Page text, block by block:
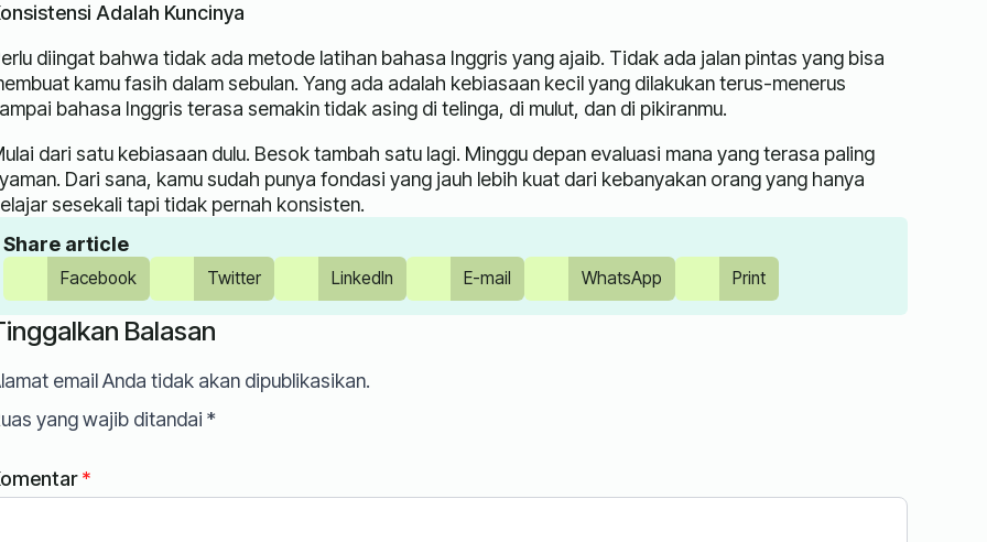
Adalah Kuncinya
diingat bahwa tidak ada metode latihan bahasa Inggris yang ajaib. Tidak ada jalan pintas yang bisa
kamu fasih dalam sebulan. Yang ada adalah kebiasaan kecil yang dilakukan terus-menerus
bahasa Inggris terasa semakin tidak asing di telinga, di mulut, dan di pikiranmu.
dari satu kebiasaan dulu. Besok tambah satu lagi. Minggu depan evaluasi mana yang terasa paling
Dari sana, kamu sudah punya fondasi yang jauh lebih kuat dari kebanyakan orang yang hanya
sesekali tapi tidak pernah konsisten.
Share article
Facebook Twitter LinkedIn E-mail WhatsApp Print
Balasan
email Anda tidak akan dipublikasikan.
yang wajib ditandai *
*